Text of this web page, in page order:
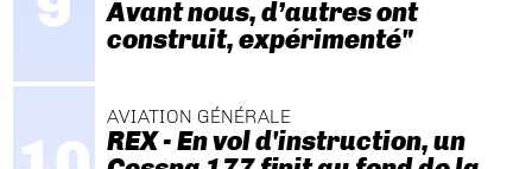
Avant nous, d’autres ont
construit, expérimenté"
AVIATION GÉNÉRALE
REX - En vol d'instruction, un